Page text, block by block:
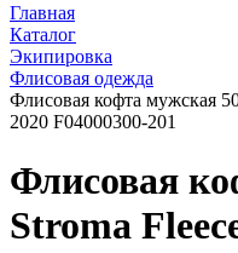
Главная
Каталог
Экипировка
Флисовая одежда
Флисовая кофта мужская
2020 F04000300-201
Флисовая
Stroma